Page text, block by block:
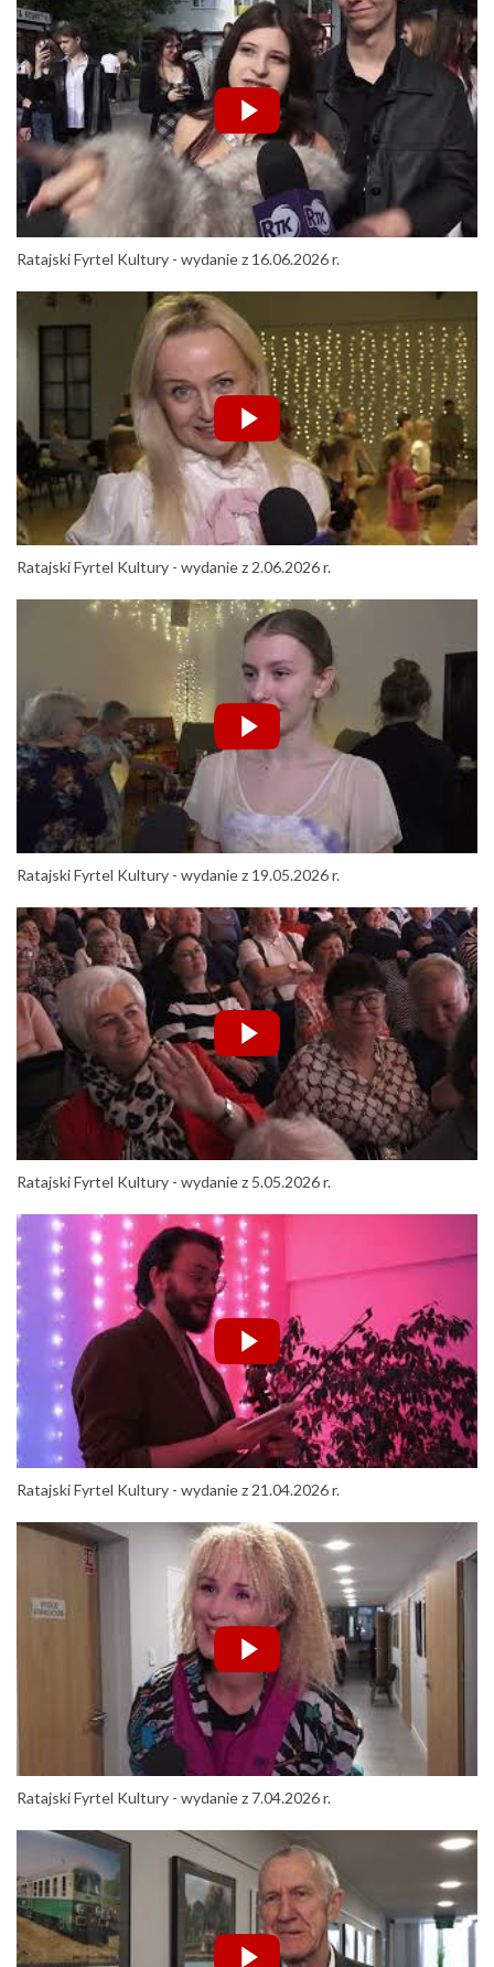
Ratajski Fyrtel Kultury - wydanie z 16.06.2026 r.
Ratajski Fyrtel Kultury - wydanie z 2.06.2026 r.
Ratajski Fyrtel Kultury - wydanie z 19.05.2026 r.
Ratajski Fyrtel Kultury - wydanie z 5.05.2026 r.
Ratajski Fyrtel Kultury - wydanie z 21.04.2026 r.
Ratajski Fyrtel Kultury - wydanie z 7.04.2026 r.